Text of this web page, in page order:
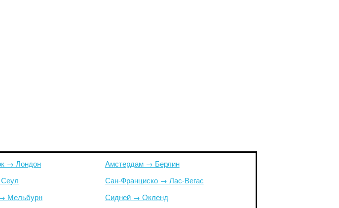
→ Лондон
Мельбурн
Амстердам → Берлин
Сан-Франциско → Лас-Вегас
Сидней → Окленд